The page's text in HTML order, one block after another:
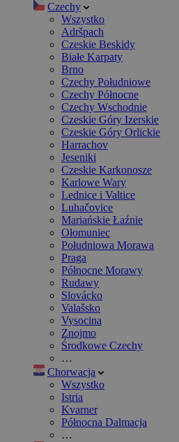
Czechy
Wszystko
Adršpach
Czeskie Beskidy
Białe Karpaty
Brno
Czechy Południowe
Czechy Północne
Czechy Wschodnie
Czeskie Góry Izerskie
Czeskie Góry Orlickie
Harrachov
Jeseniki
Czeskie Karkonosze
Karlowe Wary
Lednice i Valtice
Luhačovice
Mariańskie Łaźnie
Ołomuniec
Południowa Morawa
Praga
Północne Morawy
Rudawy
Slovácko
Valašsko
Vysocina
Znojmo
Środkowe Czechy
…
Chorwacja
Wszystko
Istria
Kvarner
Północna Dalmacja
…